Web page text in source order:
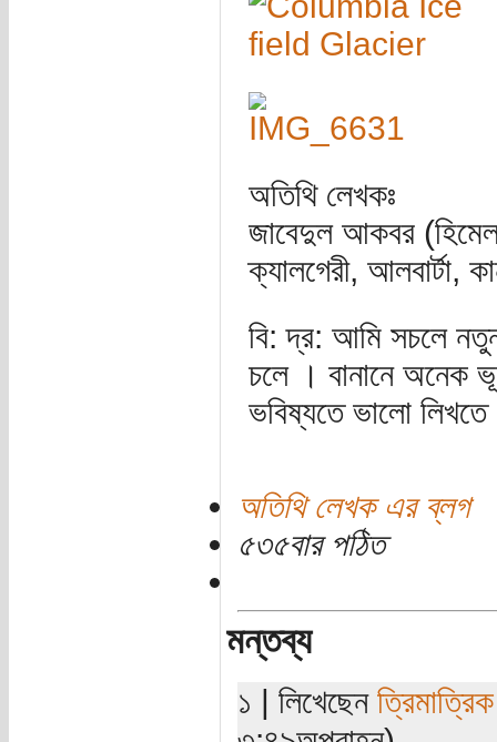
অতিথি লেখকঃ
জাবেদুল আকবর
ক্যালগেরী, আলবার্টা,
বি: দ্র: আমি সচলে
চলে । বানানে অনেক
ভবিষ্যতে ভালো লিখতে
অতিথি লেখক এর ব্লগ
৫৩৫বার পঠিত
মন্তব্য
১ | লিখেছেন